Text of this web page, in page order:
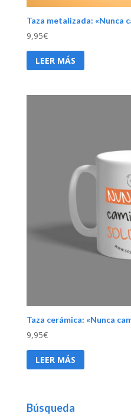
Taza metalizada: «Nunca
9,95€
LEER MÁS
Taza cerámica: «Nunca
9,95€
LEER MÁS
Búsqueda